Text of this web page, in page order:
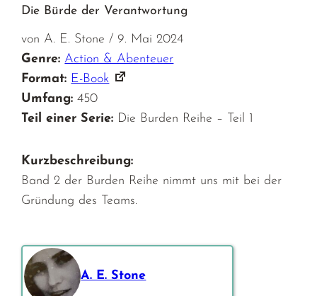
Die Bürde der Verantwortung
von A. E. Stone / 9. Mai 2024
Genre: Action & Abenteuer
Format: E-Book
Umfang: 450
Teil einer Serie: Die Burden Reihe – Teil 1
Kurzbeschreibung:
Band 2 der Burden Reihe nimmt uns mit bei der
Gründung des Teams.
A. E. Stone